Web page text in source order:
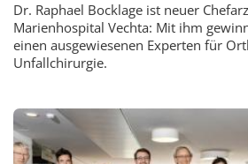
Dr. Raphael Bocklage ist neuer
Marienhospital Vechta: Mit ihm
einen ausgewiesenen Experten für
Unfallchirurgie.